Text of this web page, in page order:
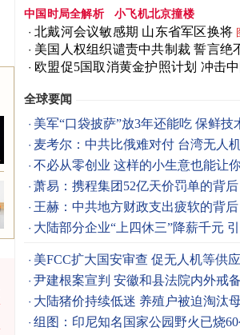
中国时局全解析 小飞机北京撞楼
北戴河会议敏感期 山东省军区换将
美国人权组织谴责中共制裁 誓言绝
欧盟促5国取消黄金护照计划 冲击
全球要闻
美军“口袋披萨”放3年还能吃 保鲜技
麦考尔：中共比俄难对付 台湾无人
不必从零创业 这样的小生意也能让
萧易：携程集团52亿天价罚单的背后
王赫：中共地方财政支出疲软的背后
大陆部分企业“上四休三”降薪千元
美FCC扩大国安审查 促无人机等供
尹建根案宣判 安徽和县法院内外戒
大陆猪价持续低迷 养殖户被迫淘汰
组图：印尼知名国家公园野火已烧